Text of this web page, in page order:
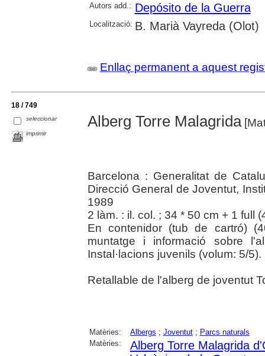
Autors add.: Depósito de la Guerra
Localització: B. Marià Vayreda (Olot)
Enllaç permanent a aquest
18 / 749
seleccionar
imprimir
Alberg Torre Malagrida
Barcelona : Generalitat de
Direcció General de Joventut,
1989
2 làm. : il. col. ; 34 * 50 cm + 1 full
En contenidor (tub de cartró)
muntatge i informació sobre
Instal·lacions juvenils (volum: 5/5).
Retallable de l'alberg de joventut
Matèries: Albergs ; Joventut; Parcs naturals
Matèries:
Alberg Torre Malagrida